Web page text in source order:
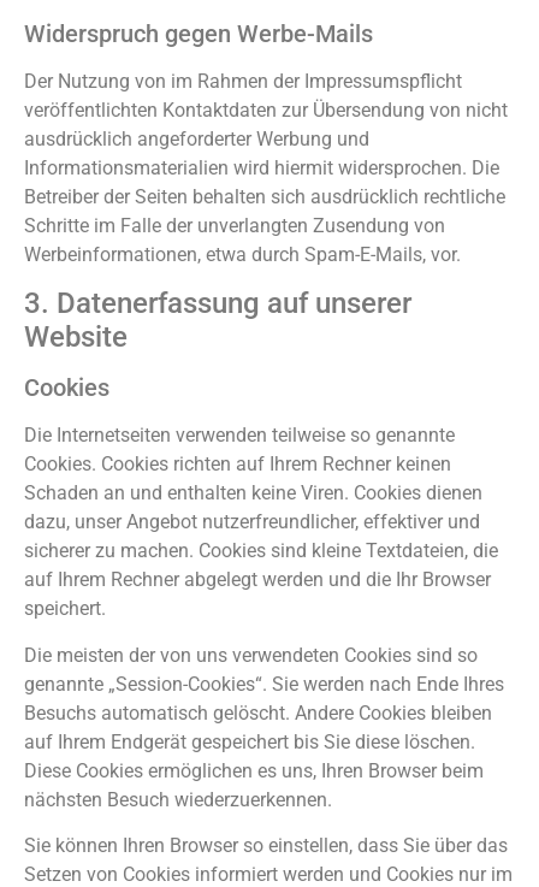
Widerspruch gegen Werbe-Mails
Der Nutzung von im Rahmen der Impressumspflicht
veröffentlichten Kontaktdaten zur Übersendung von nicht
ausdrücklich angeforderter Werbung und
Informationsmaterialien wird hiermit widersprochen. Die
Betreiber der Seiten behalten sich ausdrücklich rechtliche
Schritte im Falle der unverlangten Zusendung von
Werbeinformationen, etwa durch Spam-E-Mails, vor.
3. Datenerfassung auf unserer
Website
Cookies
Die Internetseiten verwenden teilweise so genannte
Cookies. Cookies richten auf Ihrem Rechner keinen
Schaden an und enthalten keine Viren. Cookies dienen
dazu, unser Angebot nutzerfreundlicher, effektiver und
sicherer zu machen. Cookies sind kleine Textdateien, die
auf Ihrem Rechner abgelegt werden und die Ihr Browser
speichert.
Die meisten der von uns verwendeten Cookies sind so
genannte „Session-Cookies“. Sie werden nach Ende Ihres
Besuchs automatisch gelöscht. Andere Cookies bleiben
auf Ihrem Endgerät gespeichert bis Sie diese löschen.
Diese Cookies ermöglichen es uns, Ihren Browser beim
nächsten Besuch wiederzuerkennen.
Sie können Ihren Browser so einstellen, dass Sie über das
Setzen von Cookies informiert werden und Cookies nur im